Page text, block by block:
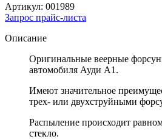
Артикул: 001989
Запрос прайс-листа
Описание
Оригинальные веерные
автомобиля Ауди А1.
Имеют значительное
трех- или двухструйными
Распыление происходит
стекло.